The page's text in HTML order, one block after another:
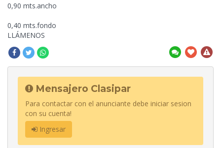
0,90 mts.ancho
0,40 mts.fondo
LLÁMENOS
Mensajero Clasipar
Para contactar con el anunciante debe iniciar sesion
con su cuenta!
Ingresar